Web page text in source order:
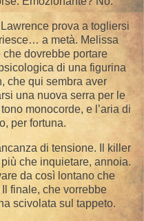
prova a togliersi
a metà. Melissa
dovrebbe portare
di una figurina
che qui sembra aver
una nuova serra per le
monocorde, e l’aria di
per fortuna.
di tensione. Il killer
che inquietare, annoia.
da così lontano che
finale, che vorrebbe
scivolata sul tappeto.